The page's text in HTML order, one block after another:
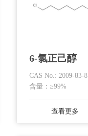
6-氯正己醇
CAS No.: 2009-83-8
含量：≥99%
查看更多